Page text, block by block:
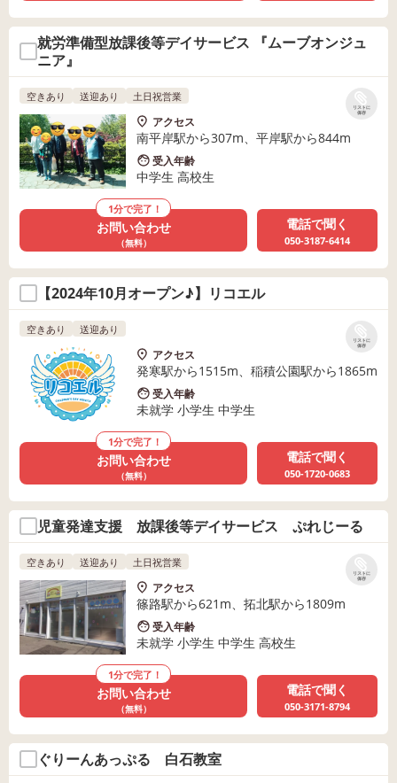
就労準備型放課後等デイサービス 『ムーブオンジュ
ニア』
リストに
保存
空きあり 送迎あり 土日祝営業
アクセス
南平岸駅から307m、平岸駅から844m
受入年齢
中学生 高校生
1分で完了！
お問い合わせ
（無料）
電話で聞く
050-3187-6414
【2024年10月オープン♪】リコエル
リストに
保存
空きあり 送迎あり
アクセス
発寒駅から1515m、稲積公園駅から1865m
受入年齢
未就学 小学生 中学生
1分で完了！
お問い合わせ
（無料）
電話で聞く
050-1720-0683
児童発達支援 放課後等デイサービス ぷれじーる
リストに
保存
空きあり 送迎あり 土日祝営業
アクセス
篠路駅から621m、拓北駅から1809m
受入年齢
未就学 小学生 中学生 高校生
1分で完了！
お問い合わせ
（無料）
電話で聞く
050-3171-8794
ぐりーんあっぷる 白石教室